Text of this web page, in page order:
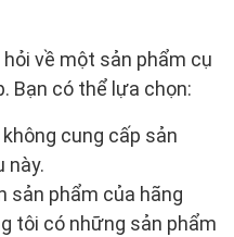
về một sản phẩm cụ
Bạn có thể lựa chọn:
cung cấp sản
này.
sản phẩm của hãng
tôi có những sản phẩm